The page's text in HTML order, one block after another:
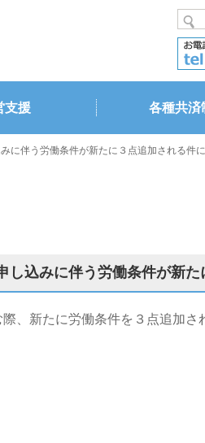
支援 各種共済
に伴う労働条件が新たに３点追加される件
込みに伴う労働条件が新
、新たに労働条件を３点追加さ